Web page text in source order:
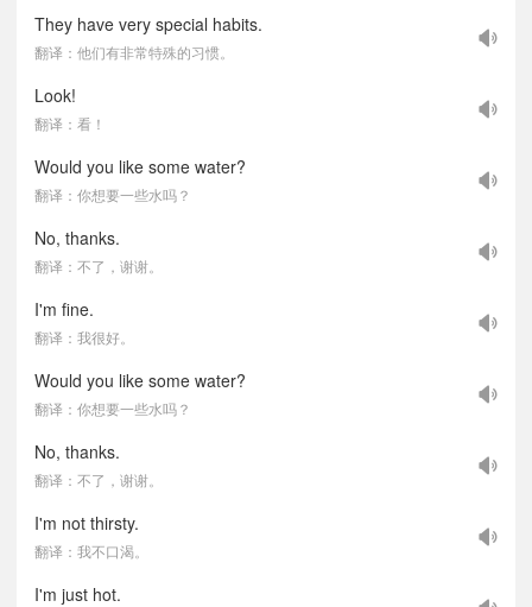
They have very special habits.
翻译：他们有非常特殊的习惯。
Look!
翻译：看！
Would you like some water?
翻译：你想要一些水吗？
No, thanks.
翻译：不了，谢谢。
I'm fine.
翻译：我很好。
Would you like some water?
翻译：你想要一些水吗？
No, thanks.
翻译：不了，谢谢。
I'm not thirsty.
翻译：我不口渴。
I'm just hot.